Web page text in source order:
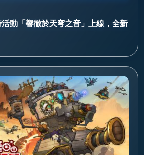
活動「響徹於天穹之音」上線，全新